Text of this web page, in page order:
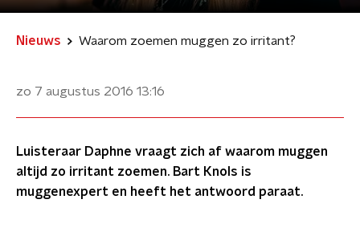
Nieuws Waarom zoemen muggen zo irritant?
zo 7 augustus 2016 13:16
Luisteraar Daphne vraagt zich af waarom muggen
altijd zo irritant zoemen. Bart Knols is
muggenexpert en heeft het antwoord paraat.